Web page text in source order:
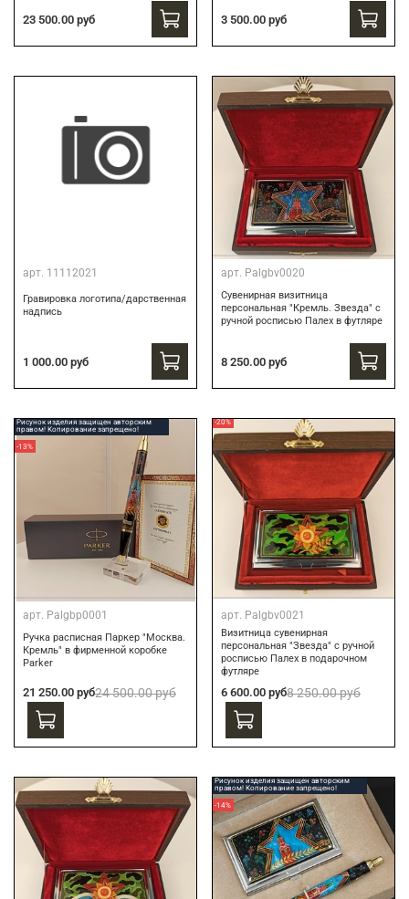
23 500.00 руб 3 500.00 руб
арт. 11112021
Гравировка логотипа/дарственная
надпись
1 000.00 руб
арт. Palgbv0020
Сувенирная визитница
персональная "Кремль. Звезда" с
ручной росписью Палех в футляре
8 250.00 руб
Рисунок изделия защищен авторским
правом! Копирование запрещено!
-13%
арт. Palgbp0001
Ручка расписная Паркер "Москва.
Кремль" в фирменной коробке
Parker
21 250.00 руб24 500.00 руб
-20%
арт. Palgbv0021
Визитница сувенирная
персональная "Звезда" с ручной
росписью Палех в подарочном
футляре
6 600.00 руб8 250.00 руб
Рисунок изделия защищен авторским
правом! Копирование запрещено!
-14%